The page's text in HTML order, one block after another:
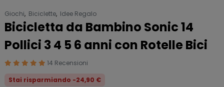
Giochi, Biciclette, Idee Regalo
Bicicletta da Bambino Sonic 14
Pollici 3 4 5 6 anni con Rotelle Bici
14 Recensioni
Stai risparmiando -24,90 €